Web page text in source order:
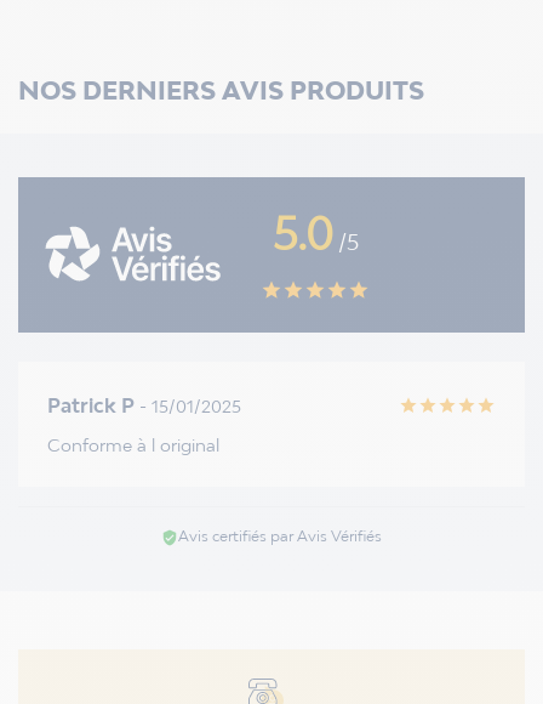
NOS DERNIERS AVIS PRODUITS
5.0 /5
star star star star star
Patrick P - 15/01/2025 star star star star star
Conforme à l original
verified_userAvis certifiés par Avis Vérifiés